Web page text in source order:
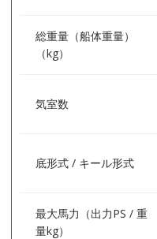
総重量（船体重量）
（kg）
気室数
底形式 / キール形式
最大馬力（出力PS / 重
量kg）